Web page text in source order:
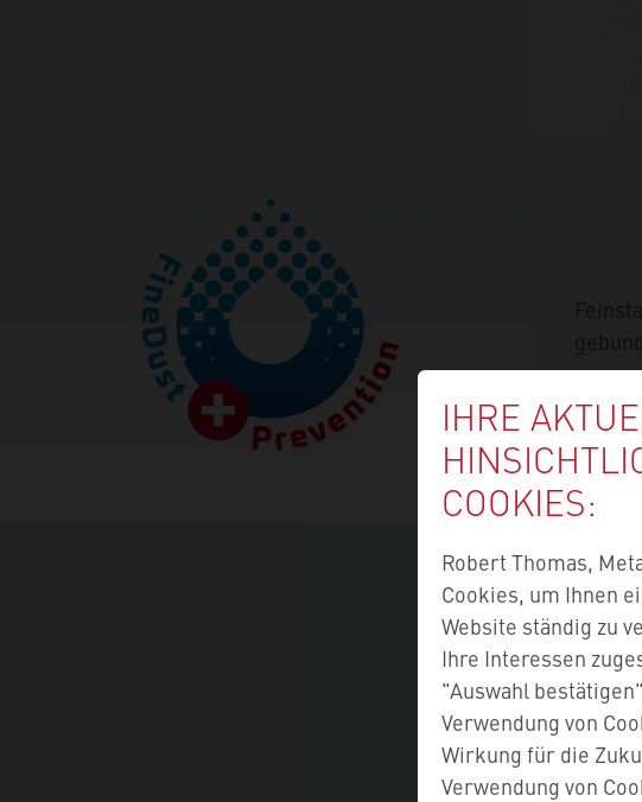
IHRE
COOKIES:
Robert Thomas,
Cookies, um Ihnen
Website ständig zu
Ihre Interessen
"Auswahl
Verwendung von
Wirkung für die
Verwendung von